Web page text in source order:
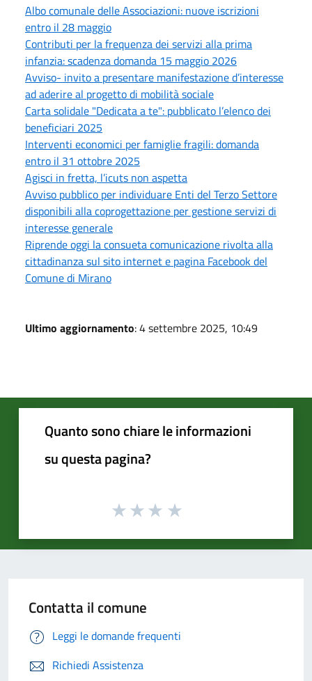
Albo comunale delle Associazioni: nuove iscrizioni
entro il 28 maggio
Contributi per la frequenza dei servizi alla prima
infanzia: scadenza domanda 15 maggio 2026
Avviso- invito a presentare manifestazione d’interesse
ad aderire al progetto di mobilità sociale
Carta solidale "Dedicata a te": pubblicato l’elenco dei
beneficiari 2025
Interventi economici per famiglie fragili: domanda
entro il 31 ottobre 2025
Agisci in fretta, l’icuts non aspetta
Avviso pubblico per individuare Enti del Terzo Settore
disponibili alla coprogettazione per gestione servizi di
interesse generale
Riprende oggi la consueta comunicazione rivolta alla
cittadinanza sul sito internet e pagina Facebook del
Comune di Mirano
Ultimo aggiornamento: 4 settembre 2025, 10:49
Quanto sono chiare le informazioni
su questa pagina?
Contatta il comune
Leggi le domande frequenti
Richiedi Assistenza